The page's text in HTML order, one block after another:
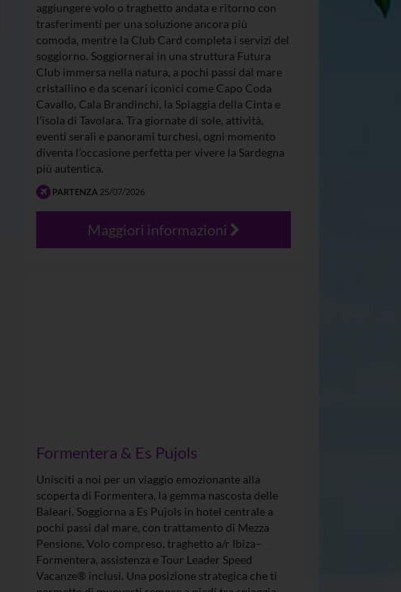
aggiungere volo o traghetto andata e ritorno con
trasferimenti per una soluzione ancora più
comoda, mentre la Club Card completa i servizi del
soggiorno. Soggiornerai in una struttura Futura
Club immersa nella natura, a pochi passi dal mare
cristallino e da scenari iconici come Capo Coda
Cavallo, Cala Brandinchi, la Spiaggia della Cinta e
l’isola di Tavolara. Tra giornate di sole, attività,
eventi serali e panorami turchesi, ogni momento
diventa l’occasione perfetta per vivere la Sardegna
più autentica.
PARTENZA 25/07/2026
Maggiori informazioni
Formentera & Es Pujols
Unisciti a noi per un viaggio emozionante alla
scoperta di Formentera, la gemma nascosta delle
Baleari. Soggiorna a Es Pujols in hotel centrale a
pochi passi dal mare, con trattamento di Mezza
Pensione, Volo compreso, traghetto a/r Ibiza–
Formentera, assistenza e Tour Leader Speed
Vacanze® inclusi. Una posizione strategica che ti